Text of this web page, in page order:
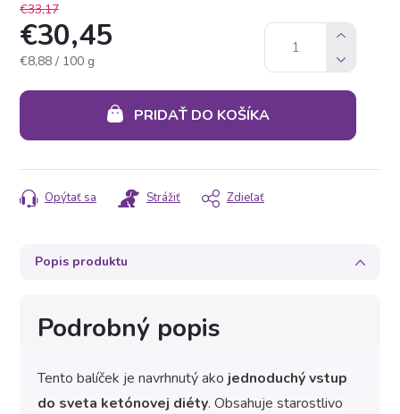
€33,17
€30,45
Jednotková
€8,88 / 100 g
PRIDAŤ DO KOŠÍKA
Opýtať sa Strážiť Zdieľať
Popis produktu
Podrobný popis
Tento balíček je navrhnutý ako jednoduchý vstup
do sveta ketónovej diéty. Obsahuje starostlivo